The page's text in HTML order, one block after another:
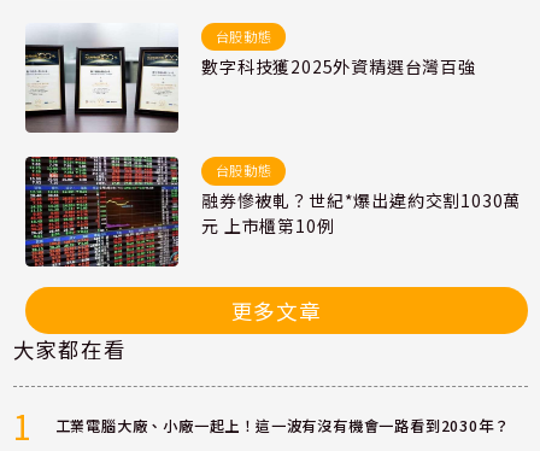
台股動態
數字科技獲2025外資精選台灣百強
台股動態
融券慘被軋？世紀*爆出違約交割1030萬
元 上市櫃第10例
更多文章
大家都在看
1 工業電腦大廠、小廠一起上！這一波有沒有機會一路看到2030年？